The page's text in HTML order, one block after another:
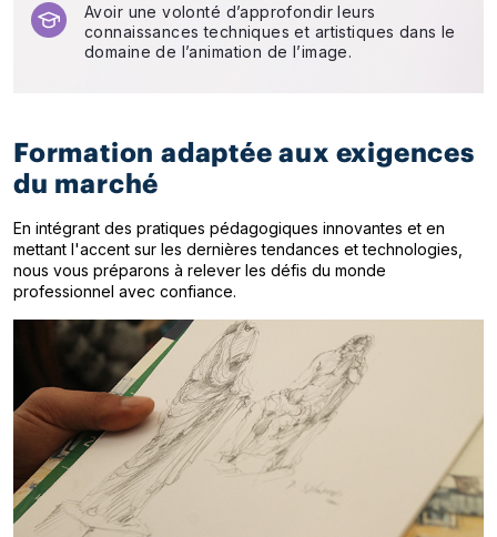
Avoir une volonté d’approfondir leurs
connaissances techniques et artistiques dans le
domaine de l’animation de l’image.
Formation adaptée aux exigences
du marché
En intégrant des pratiques pédagogiques innovantes et en
mettant l'accent sur les dernières tendances et technologies,
nous vous préparons à relever les défis du monde
professionnel avec confiance.